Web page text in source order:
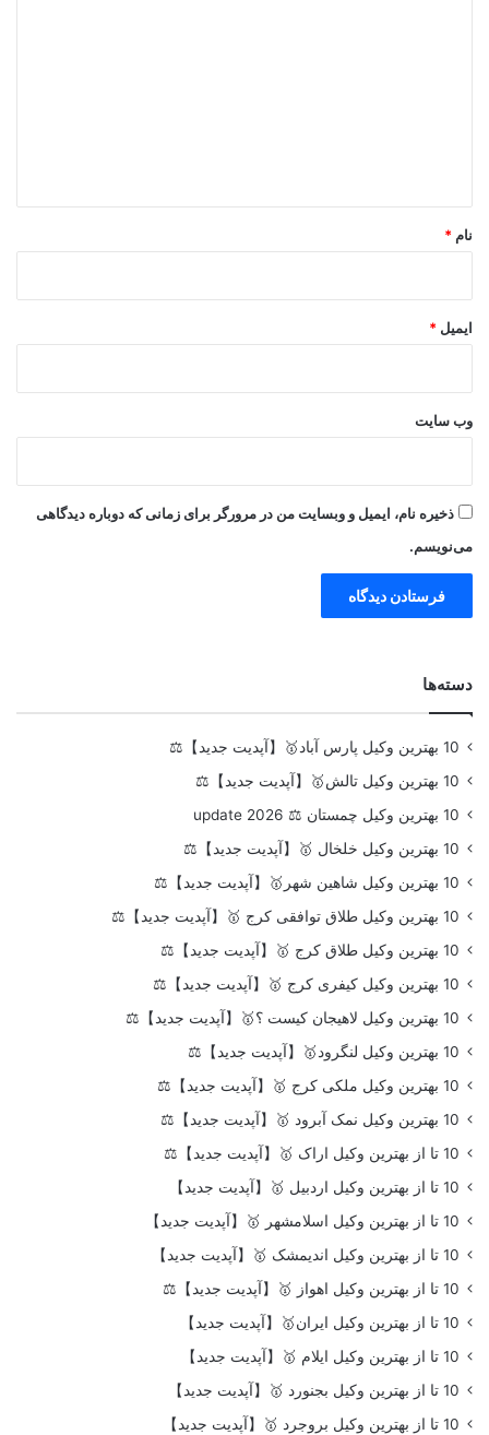
نام *
ایمیل *
وب‌ سایت
ذخیره نام، ایمیل و وبسایت من در مرورگر برای زمانی که دوباره دیدگاهی
می‌نویسم.
دسته‌ها
10 بهترین وکیل پارس آباد🥇【آپدیت جدید】⚖️
10 بهترین وکیل تالش🥇【آپدیت جدید】⚖️
10 بهترین وکیل چمستان ⚖️ update 2026
10 بهترین وکیل خلخال 🥇【آپدیت جدید】⚖️
10 بهترین وکیل شاهین شهر🥇【آپدیت جدید】⚖️
10 بهترین وکیل طلاق توافقی کرج 🥇【آپدیت جدید】⚖️
10 بهترین وکیل طلاق کرج 🥇【آپدیت جدید】⚖️
10 بهترین وکیل کیفری کرج 🥇【آپدیت جدید】⚖️
10 بهترین وکیل لاهیجان کیست ؟🥇【آپدیت جدید】⚖️
10 بهترین وکیل لنگرود🥇【آپدیت جدید】⚖️
10 بهترین وکیل ملکی کرج 🥇【آپدیت جدید】⚖️
10 بهترین وکیل نمک آبرود 🥇【آپدیت جدید】⚖️
10 تا از بهترین وکیل اراک 🥇【آپدیت جدید】⚖️
10 تا از بهترین وکیل اردبیل 🥇【آپدیت جدید】
10 تا از بهترین وکیل اسلامشهر 🥇【آپدیت جدید】
10 تا از بهترین وکیل اندیمشک 🥇【آپدیت جدید】
10 تا از بهترین وکیل اهواز 🥇【آپدیت جدید】⚖️
10 تا از بهترین وکیل ایران🥇【آپدیت جدید】
10 تا از بهترین وکیل ایلام 🥇【آپدیت جدید】
10 تا از بهترین وکیل بجنورد 🥇【آپدیت جدید】
10 تا از بهترین وکیل بروجرد 🥇【آپدیت جدید】